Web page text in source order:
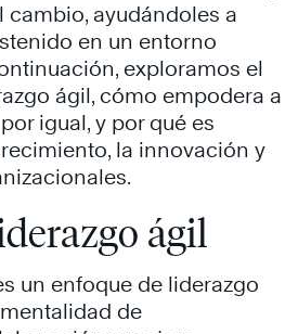
cambio, ayudándoles a
en un entorno
exploramos el
ágil, cómo empodera a
igual, y por qué es
la innovación y
ágil
un enfoque de liderazgo
de